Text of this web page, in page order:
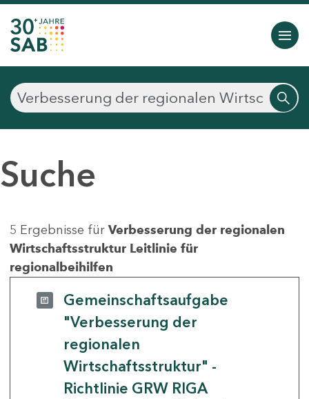
Suche
5 Ergebnisse für Verbesserung der regionalen
Wirtschaftsstruktur Leitlinie für
regionalbeihilfen
Gemeinschaftsaufgabe
"Verbesserung der
regionalen
Wirtschaftsstruktur" -
Richtlinie GRW RIGA